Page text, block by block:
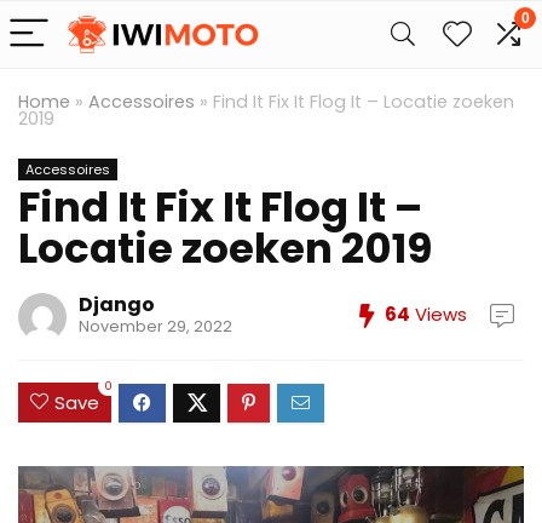
0
Home » Accessoires » Find It Fix It Flog It – Locatie zoeken
2019
Accessoires
Find It Fix It Flog It –
Locatie zoeken 2019
Django
November 29, 2022 64 Views
Save
0